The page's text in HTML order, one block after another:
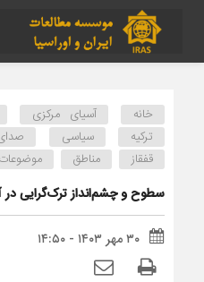
خانه آسیای مرکزی
ترکیه
سیاسی
قفقاز
مناطق موضوعات
سطوح و چشم‌انداز ترک‌گرایی در
۳۰ مهر ۱۴۰۳ - ۱۴:۵۰